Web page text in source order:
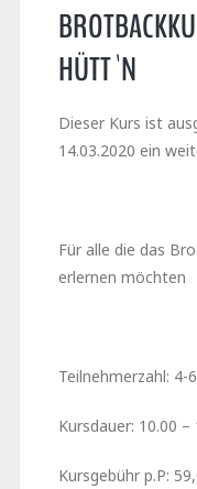
HÜTT`N
Dieser Kurs ist
14.03.2020 ein
Für alle die das
erlernen möchten
Teilnehmerzahl: 4-
Kursdauer: 10.00 –
Kursgebühr p.P: